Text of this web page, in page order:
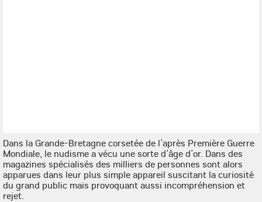
Dans la Grande-Bretagne corsetée de l’après Première Guerre
Mondiale, le nudisme a vécu une sorte d’âge d’or. Dans des
magazines spécialisés des milliers de personnes sont alors
apparues dans leur plus simple appareil suscitant la curiosité
du grand public mais provoquant aussi incompréhension et
rejet.